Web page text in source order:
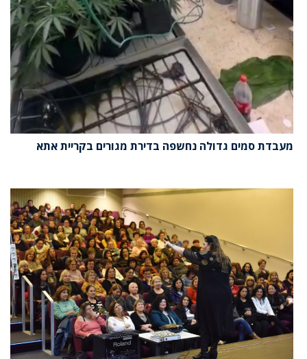
מעבדת סמים גדולה נחשפה בדירת מגורים בקריית אתא